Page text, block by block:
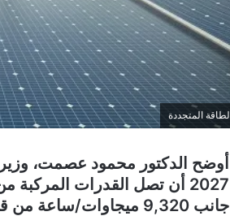
الطاقة المتجددة
أوضح الدكتور محمود عصمت، وزير
جانب 9,320 ميجاوات/ساعة من قدرات بطاريات التخزين.